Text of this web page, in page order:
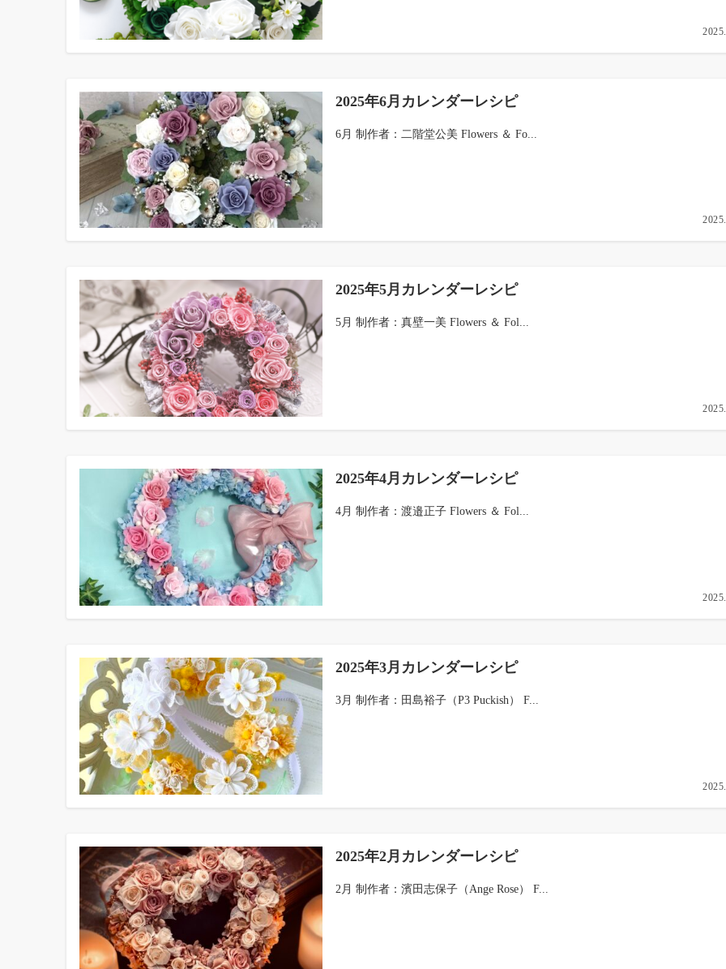
2025年6月カレンダーレシピ
6月 制作者：二階堂公美 Flowers ＆ Fo...
2025年5月カレンダーレシピ
5月 制作者：真壁一美 Flowers ＆ Fol...
2025年4月カレンダーレシピ
4月 制作者：渡邉正子 Flowers ＆ Fol...
2025年3月カレンダーレシピ
3月 制作者：田島裕子（P3 Puckish） F...
2025年2月カレンダーレシピ
2月 制作者：濱田志保子（Ange Rose） F...